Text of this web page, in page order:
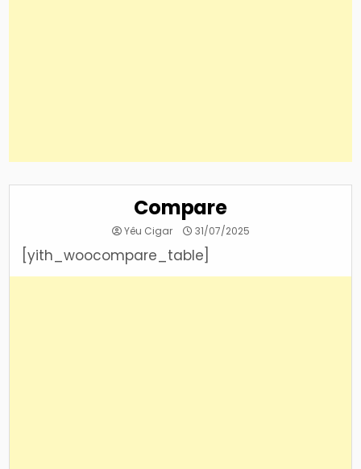
Compare
Yêu Cigar 31/07/2025
[yith_woocompare_table]